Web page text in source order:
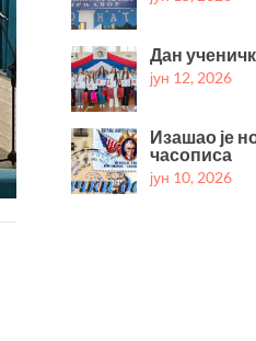
Дан
јун 12, 2026
Изашао је
часописа
јун 10, 2026